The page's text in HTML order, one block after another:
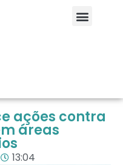
ações contra
áreas
13:04